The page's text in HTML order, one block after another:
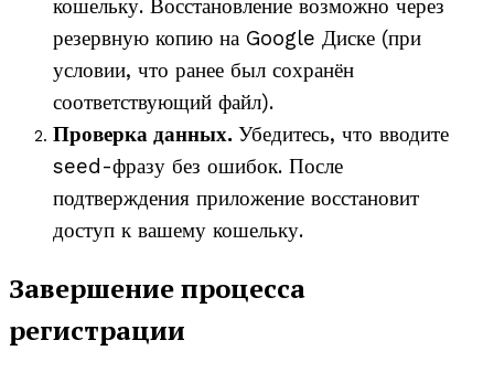
кошельку. Восстановление возможно через
резервную копию на Google Диске (при
условии, что ранее был сохранён
соответствующий файл).
Проверка данных. Убедитесь, что вводите
seed-фразу без ошибок. После
подтверждения приложение восстановит
доступ к вашему кошельку.
Завершение процесса
регистрации